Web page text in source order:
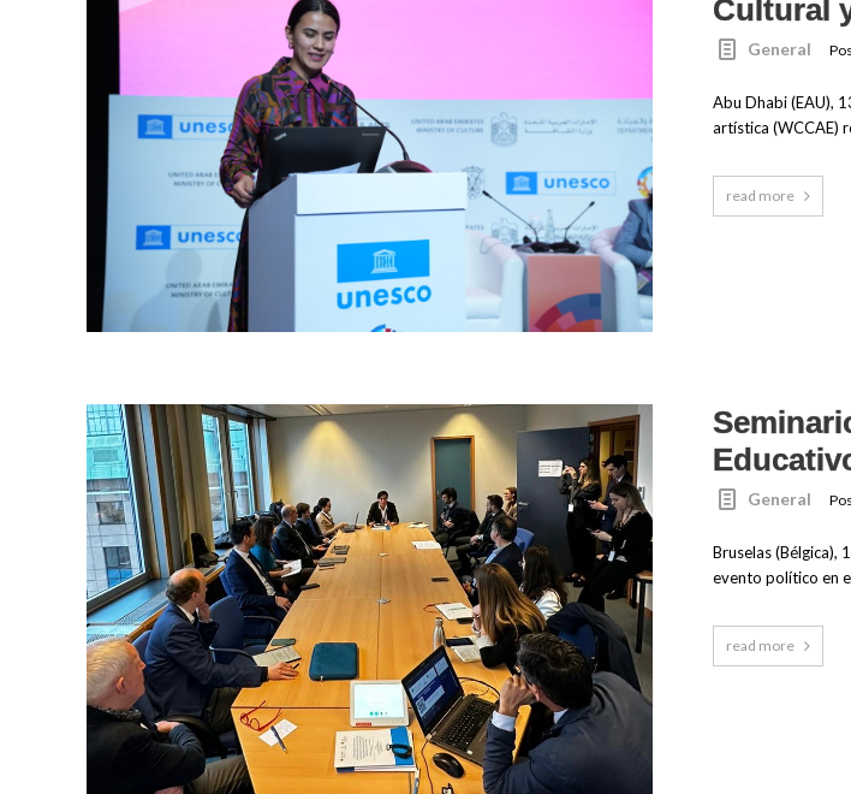
Cultural
General
Abu Dhabi (EAU),
artística (WCCAE)
read more
General
Bruselas
evento político en
read more